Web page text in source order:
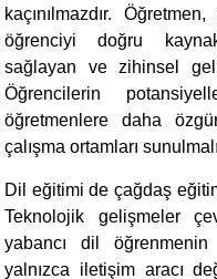
kaçınılmazdır.
öğrenciyi doğru
sağlayan ve zihinsel
Öğrencilerin
öğretmenlere daha
çalışma ortamları
Dil eğitimi de çağdaş
Teknolojik gelişmeler
yabancı dil
yalnızca iletişim aracı